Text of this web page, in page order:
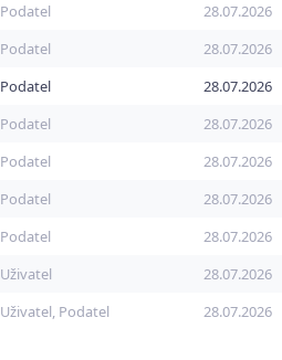
Podatel
28.07.2026
Podatel
28.07.2026
Podatel
28.07.2026
Podatel
28.07.2026
Podatel
28.07.2026
Podatel
28.07.2026
Podatel
28.07.2026
Uživatel
28.07.2026
Uživatel, Podatel 28.07.2026